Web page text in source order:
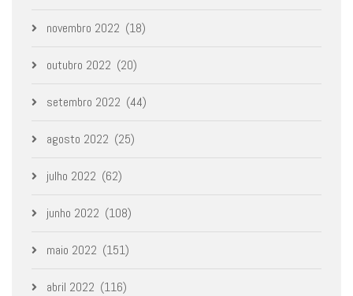
novembro 2022 (18)
outubro 2022 (20)
setembro 2022 (44)
agosto 2022 (25)
julho 2022 (62)
junho 2022 (108)
maio 2022 (151)
abril 2022 (116)